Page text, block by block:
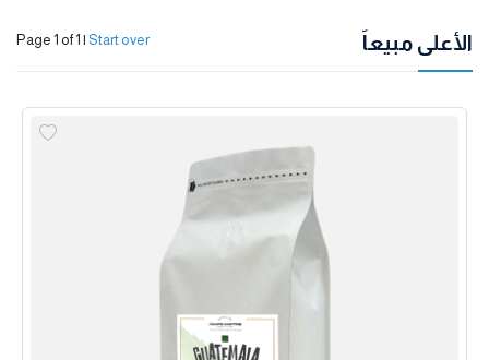
الأعلى مبيعاً Page 1 of 1 | Start over